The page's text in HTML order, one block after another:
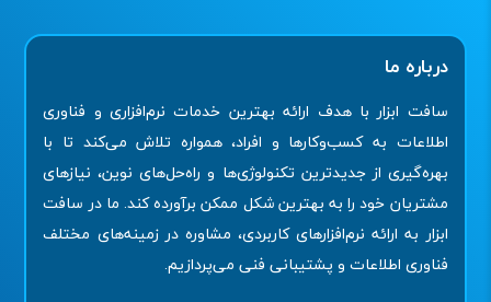
درباره ما
سافت ابزار با هدف ارائه بهترین خدمات نرم‌افزاری و فناوری
اطلاعات به کسب‌وکارها و افراد، همواره تلاش می‌کند تا با
بهره‌گیری از جدیدترین تکنولوژی‌ها و راه‌حل‌های نوین، نیازهای
مشتریان خود را به بهترین شکل ممکن برآورده کند. ما در سافت
ابزار به ارائه نرم‌افزارهای کاربردی، مشاوره در زمینه‌های مختلف
فناوری اطلاعات و پشتیبانی فنی می‌پردازیم.